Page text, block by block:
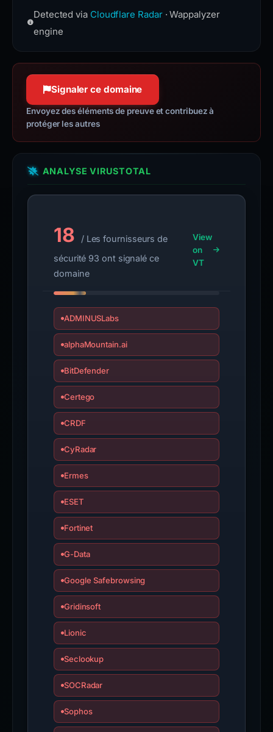
Confiance à 100 %
cache.
(HSTS) informs browsers that the
www.rfc-editor.org
Detected via Cloudflare Radar· Wappalyzer
engine
Signaler ce domaine
Envoyez des éléments de preuve et contribuez à
protéger les autres
ANALYSE VIRUSTOTAL
18
/ Les fournisseurs de
sécurité 93 ont signalé ce
domaine
View
on
VT
ADMINUSLabs
alphaMountain.ai
BitDefender
Certego
CRDF
CyRadar
Ermes
ESET
Fortinet
G-Data
Google Safebrowsing
Gridinsoft
Lionic
Seclookup
SOCRadar
Sophos